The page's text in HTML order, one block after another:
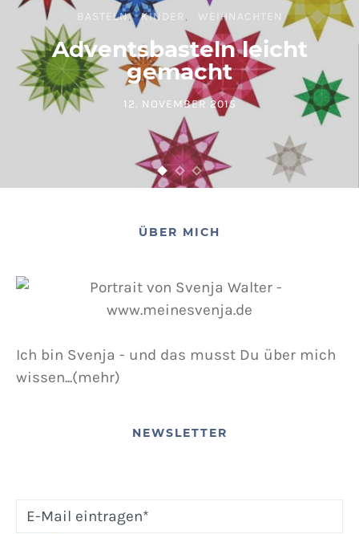
BASTELN KINDER WEIHNACHTEN
Adventsbasteln leicht
gemacht
POSTED ON
12. NOVEMBER 2015
ÜBER MICH
Ich bin Svenja - und das musst Du über mich
wissen...(mehr)
NEWSLETTER